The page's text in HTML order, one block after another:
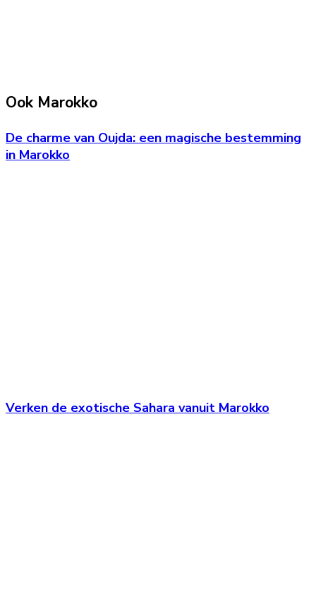
Ook Marokko
De charme van Oujda: een magische bestemming
in Marokko
Verken de exotische Sahara vanuit Marokko